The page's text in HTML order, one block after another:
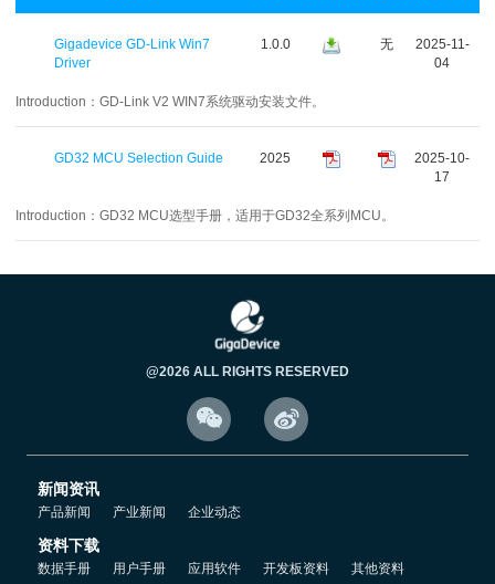
Gigadevice GD-Link Win7
Driver
1.0.0 无
2025-11-
04
Introduction： GD-Link V2 WIN7系统驱动安装文件。
GD32 MCU Selection Guide 2025
2025-10-
17
Introduction： GD32 MCU选型手册，适用于GD32全系列MCU。
@2026 ALL RIGHTS RESERVED
 
新闻资讯
产品新闻 产业新闻 企业动态
资料下载
数据手册 用户手册 应用软件 开发板资料 其他资料